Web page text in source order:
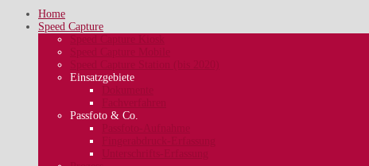
Home
Speed Capture
Einsatzgebiete
Passfoto & Co.